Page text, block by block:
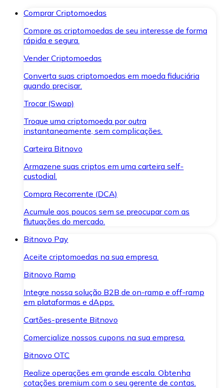
Comprar Criptomoedas
Compre as criptomoedas de seu interesse de forma
rápida e segura.
Vender Criptomoedas
Converta suas criptomoedas em moeda fiduciária
quando precisar.
Trocar (Swap)
Troque uma criptomoeda por outra
instantaneamente, sem complicações.
Carteira Bitnovo
Armazene suas criptos em uma carteira self-
custodial.
Compra Recorrente (DCA)
Acumule aos poucos sem se preocupar com as
flutuações do mercado.
Bitnovo Pay
Aceite criptomoedas na sua empresa.
Bitnovo Ramp
Integre nossa solução B2B de on-ramp e off-ramp
em plataformas e dApps.
Cartões-presente Bitnovo
Comercialize nossos cupons na sua empresa.
Bitnovo OTC
Realize operações em grande escala. Obtenha
cotações premium com o seu gerente de contas.